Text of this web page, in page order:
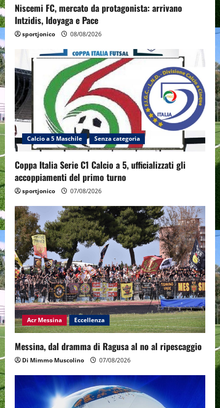
Niscemi FC, mercato da protagonista: arrivano
Intzidis, Idoyaga e Pace
sportjonico 08/08/2026
Calcio a 5 Maschile Senza categoria
Coppa Italia Serie C1 Calcio a 5, ufficializzati gli
accoppiamenti del primo turno
sportjonico 07/08/2026
Acr Messina Eccellenza
Messina, dal dramma di Ragusa al no al ripescaggio
Di Mimmo Muscolino 07/08/2026